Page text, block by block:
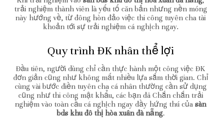
trải nghiệm thành viên là yếu tố căn bản nhưng nền móng
này hướng về, từ đông hòn đảo việc thi công tuyên cha tài
khoản tới sự trải nghiệm cá nghịch ngay.
Quy trình ĐK nhân thể lợi
Đầu tiên, người dùng chỉ cần thực hành một công việc ĐK
đơn giản cũng như không mất nhiều lựa sắm thời gian. Chỉ
cùng vài bước điền tuyên cha cá nhân thường cần sử dụng
cũng như thi công mật khẩu, các bạn đã Chắn chắn trải
nghiệm vào toàn cầu cá nghịch ngay đầy hứng thú của sàn
bds khu đô thị hòa xuân đà nẵng.